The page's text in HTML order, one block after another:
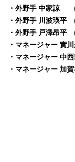
・外野手 中家
・外野手 川波瑛
・外野手 戸澤昂
・マネージャー 實
・マネージャー
・マネージャー 加